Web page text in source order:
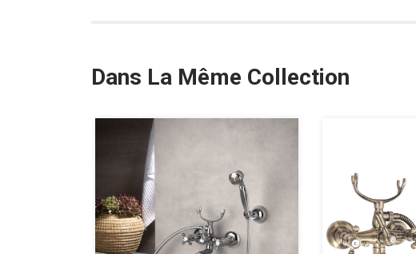
Dans La Même Collection